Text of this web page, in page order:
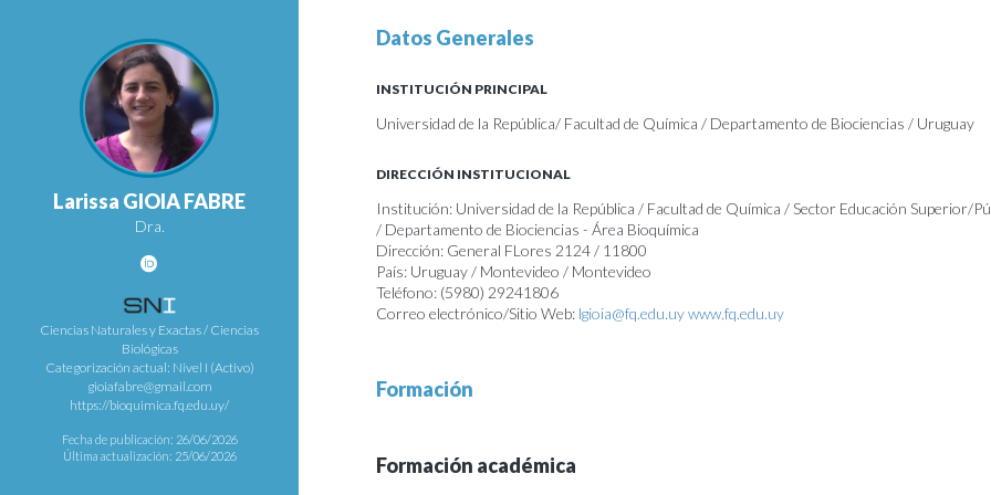
Larissa GIOIA FABRE
Dra.
Ciencias Naturales y Exactas / Ciencias
Biológicas
Categorización actual: Nivel I (Activo)
gioiafabre@gmail.com
https://bioquimica.fq.edu.uy/
Fecha de publicación: 26/06/2026
Última actualización: 25/06/2026
Datos Generales
INSTITUCIÓN PRINCIPAL
Universidad de la República/ Facultad de Química / Departamento de Biociencias / Uruguay
DIRECCIÓN INSTITUCIONAL
Institución: Universidad de la República / Facultad de Química / Sector Educación Superior/
/ Departamento de Biociencias - Área Bioquímica
Dirección: General FLores 2124 / 11800
País: Uruguay / Montevideo / Montevideo
Teléfono: (5980) 29241806
Correo electrónico/Sitio Web: lgioia@fq.edu.uywww.fq.edu.uy
Formación
Formación académica